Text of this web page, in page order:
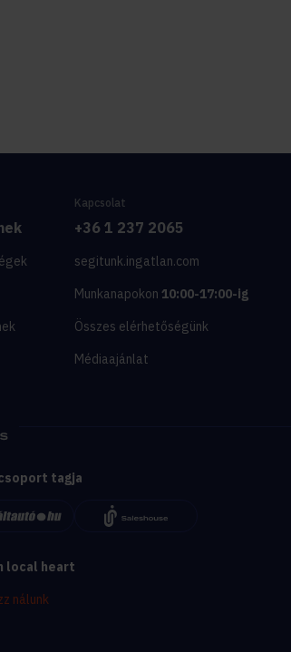
Kapcsolat
+36 1 237 2065
segitunk.ingatlan.com
Munkanapokon 10:00-17:00-ig
Összes elérhetőségünk
Médiaajánlat
tagja
local heart
nálunk